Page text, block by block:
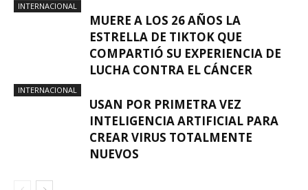
INTERNACIONAL
MUERE A LOS 26 AÑOS LA
ESTRELLA DE TIKTOK QUE
COMPARTIÓ SU EXPERIENCIA DE
LUCHA CONTRA EL CÁNCER
INTERNACIONAL
USAN POR PRIMETRA VEZ
INTELIGENCIA ARTIFICIAL PARA
CREAR VIRUS TOTALMENTE
NUEVOS